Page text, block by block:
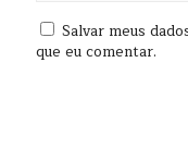
Salvar meus
que eu comentar.